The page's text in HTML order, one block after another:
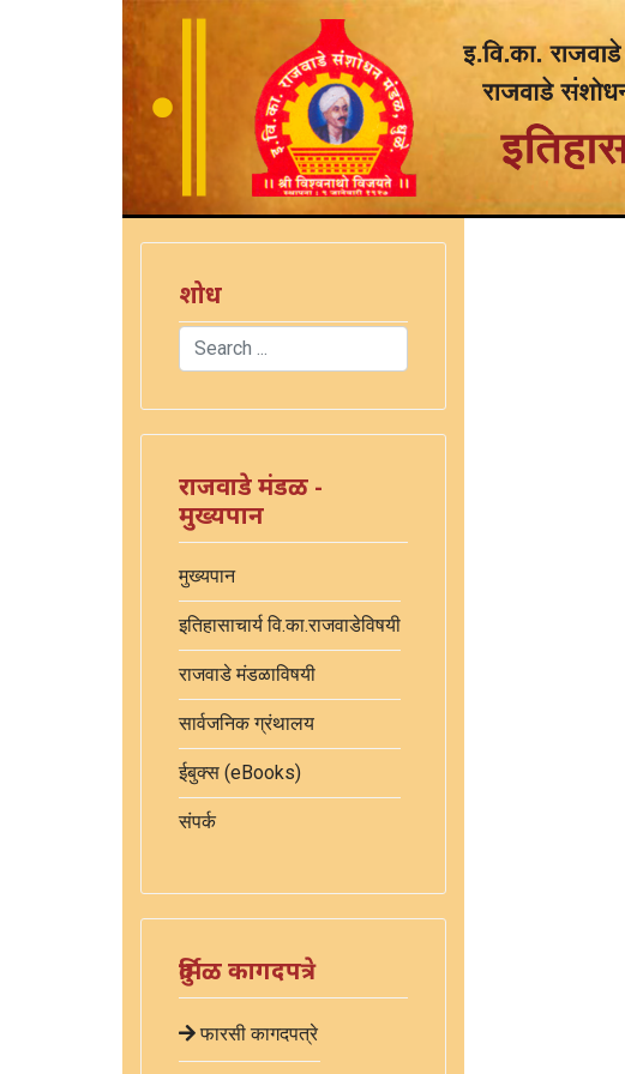
शोध
Search
राजवाडे मंडळ -
मुख्यपान
मुख्यपान
इतिहासाचार्य वि.का.राजवाडेविषयी
राजवाडे मंडळाविषयी
सार्वजनिक ग्रंथालय
ईबुक्स (eBooks)
संपर्क
दुर्मिळ कागदपत्रे
फारसी कागदपत्रे